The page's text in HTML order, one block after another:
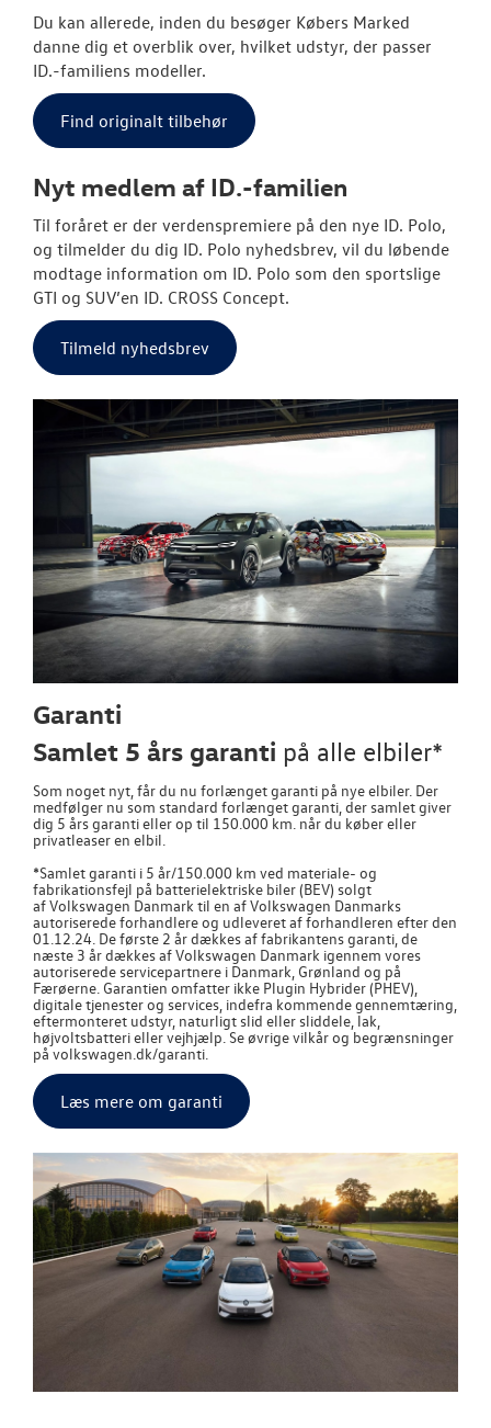
Du kan allerede, inden du besøger Købers Marked
danne dig et overblik over, hvilket udstyr, der passer
ID.-familiens modeller.
Find originalt tilbehør
Nyt medlem af ID.-familien
Til foråret er der verdenspremiere på den nye ID. Polo,
og tilmelder du dig ID. Polo nyhedsbrev, vil du løbende
modtage information om ID. Polo som den sportslige
GTI og SUV’en ID. CROSS Concept.
Tilmeld nyhedsbrev
Garanti
Samlet 5 års garanti på alle elbiler*
Som noget nyt, får du nu forlænget garanti på nye elbiler. Der
medfølger nu som standard forlænget garanti, der samlet giver
dig 5 års garanti eller op til 150.000 km. når du køber eller
privatleaser en elbil.
*Samlet garanti i 5 år/150.000 km ved materiale- og
fabrikationsfejl på batterielektriske biler (BEV) solgt
afVolkswagen Danmark til en afVolkswagenDanmarks
autoriserede forhandlere og udleveret af forhandleren efter den
01.12.24. De første 2 år dækkes af fabrikantens garanti, de
næste 3 år dækkes afVolkswagen Danmark igennem vores
autoriserede servicepartnere i Danmark, Grønland og på
Færøerne. Garantien omfatter ikke Plugin Hybrider (PHEV),
digitale tjenester og services, indefra kommende gennemtæring,
eftermonteret udstyr, naturligt slid eller sliddele, lak,
højvoltsbatteri eller vejhjælp. Se øvrige vilkår og begrænsninger
på volkswagen.dk/garanti.
Læs mere om garanti